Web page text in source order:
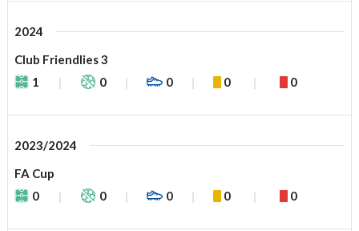
2024
Club Friendlies 3
1
0 0 0 0
2023/2024
FA Cup
0
0 0 0 0